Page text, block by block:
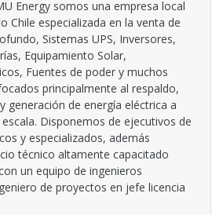
Energy somos una empresa local
Chile especializada en la venta de
Sistemas UPS, Inversores,
Equipamiento Solar,
Fuentes de poder y muchos
principalmente al respaldo,
generación de energía eléctrica a
Disponemos de ejecutivos de
y especializados, además
técnico altamente capacitado
un equipo de ingenieros
de proyectos en jefe licencia